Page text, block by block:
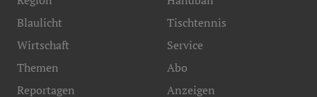
Blaulicht
Tischtennis
Wirtschaft
Themen
Reportagen
Service
Abo
Anzeigen